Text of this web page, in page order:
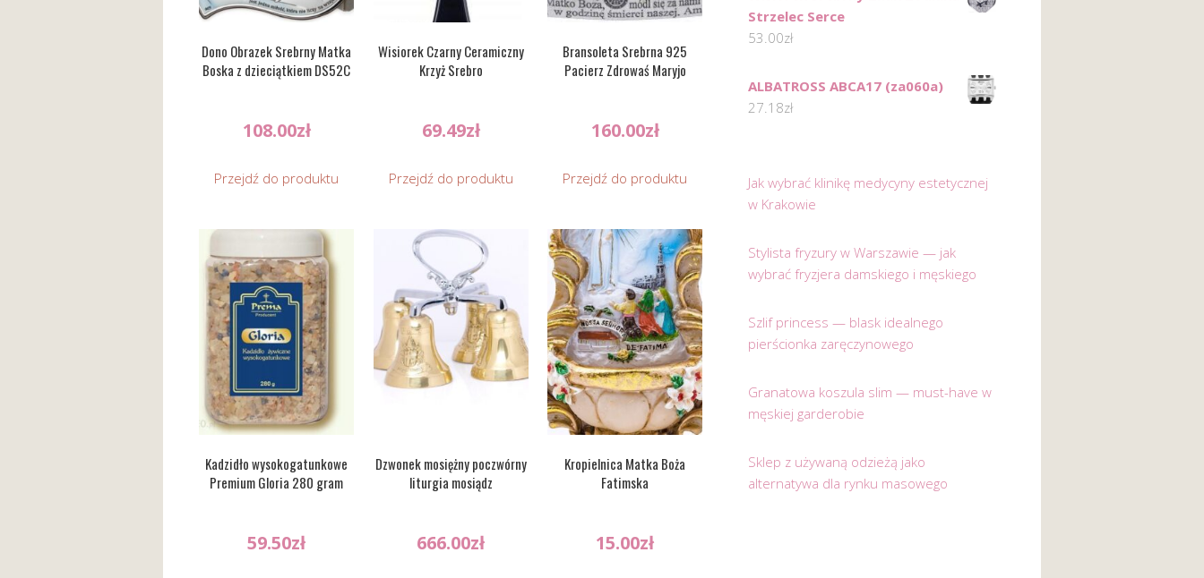
Dono Obrazek Srebrny Matka
Boska z dzieciątkiem DS52C
108.00zł
Przejdź do produktu
Wisiorek Czarny Ceramiczny
Krzyż Srebro
69.49zł
Przejdź do produktu
Bransoleta Srebrna 925
Pacierz Zdrowaś Maryjo
160.00zł
Przejdź do produktu
Kadzidło wysokogatunkowe
Premium Gloria 280 gram
59.50zł
Dzwonek mosiężny poczwórny
liturgia mosiądz
666.00zł
Kropielnica Matka Boża
Fatimska
15.00zł
Strzelec Serce
53.00zł
ALBATROSS ABCA17 (za060a)
27.18zł
Jak wybrać klinikę medycyny estetycznej
w Krakowie
Stylista fryzury w Warszawie — jak
wybrać fryzjera damskiego i męskiego
Szlif princess — blask idealnego
pierścionka zaręczynowego
Granatowa koszula slim — must-have w
męskiej garderobie
Sklep z używaną odzieżą jako
alternatywa dla rynku masowego